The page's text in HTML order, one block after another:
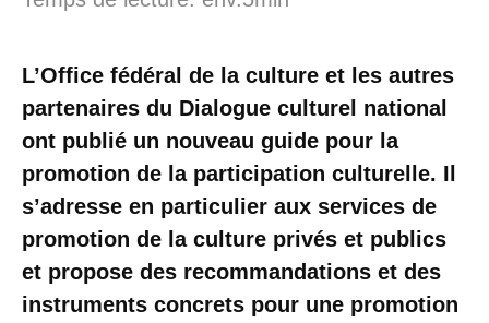
L’Office fédéral de la culture et les autres
partenaires du Dialogue culturel national
ont publié un nouveau guide pour la
promotion de la participation culturelle. Il
s’adresse en particulier aux services de
promotion de la culture privés et publics
et propose des recommandations et des
instruments concrets pour une promotion